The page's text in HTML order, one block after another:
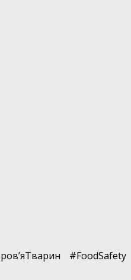
ʼяТварин #FoodSafety